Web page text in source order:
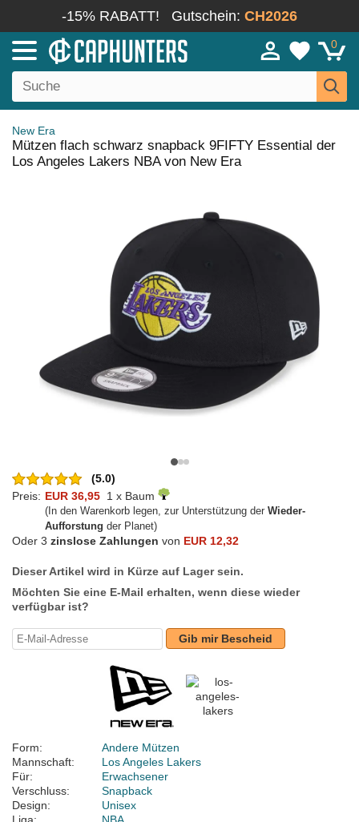
-15% RABATT! Gutschein: CH2026
0
New Era
Mützen flach schwarz snapback 9FIFTY Essential der
Los Angeles Lakers NBA von New Era
(5.0)
Preis: EUR 36,95 1 x Baum
(In den Warenkorb legen, zur Unterstützung der Wieder-
Aufforstung der Planet)
Oder 3 zinslose Zahlungen von EUR 12,32
Dieser Artikel wird in Kürze auf Lager sein.
Möchten Sie eine E-Mail erhalten, wenn diese wieder
verfügbar ist?
Gib mir Bescheid
Form:
Andere Mützen
Mannschaft:
Los Angeles Lakers
Für:
Erwachsener
Verschluss:
Snapback
Design:
Unisex